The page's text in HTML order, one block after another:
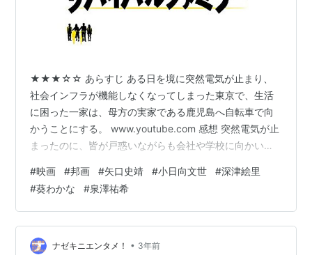
★★★☆☆ あらすじ ある日を境に突然電気が止まり、
社会インフラが機能しなくなってしまった東京で、生活
に困った一家は、母方の実家である鹿児島へ自転車で向
かうことにする。 www.youtube.com 感想 突然電気が止
まったのに、皆が戸惑いながらも会社や学校に向かい、
本大震災時の経験から来ているのだろう。だが、なぜ電
気が止まったのかを誰も気にしていないのは嘘くさい。
「今何待ち？」とイライラしてしまうことがあるよう
に、人は何かと理由や原因を知りたがるものだ。分から
なければ落ち着かず、色々と勝手に想像して誰かと語り
#映画 #邦画 #矢口史靖 #小日向文世 #深津絵里
#葵わかな #泉澤祐希
ナゼキニエンタメ！ • 3年前